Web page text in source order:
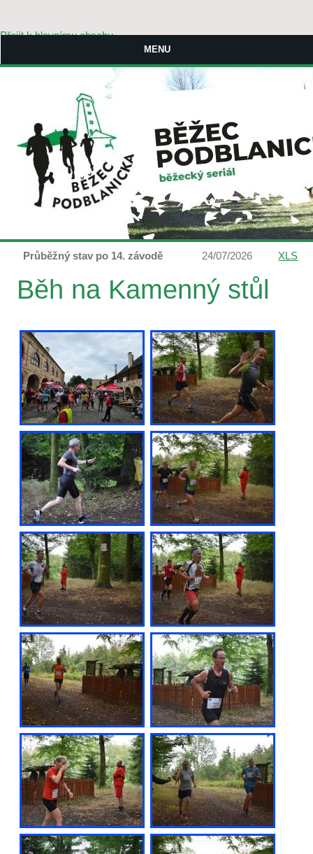
Přejít k hlavnímu obsahu
MENU
Průběžný stav po 14. závodě 24/07/2026 XLS
Běh na Kamenný stůl